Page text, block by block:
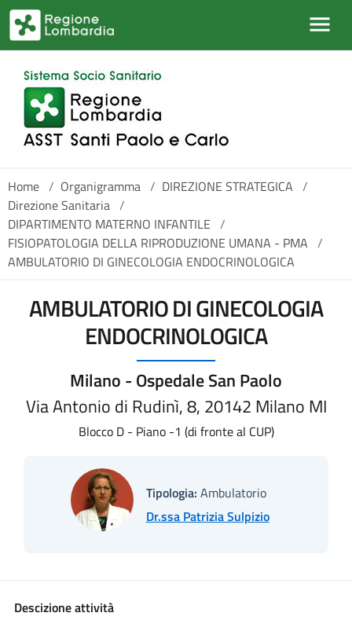
Salta al contenuto principale
Home / Organigramma / DIREZIONE STRATEGICA /
Direzione Sanitaria /
DIPARTIMENTO MATERNO INFANTILE /
FISIOPATOLOGIA DELLA RIPRODUZIONE UMANA - PMA /
AMBULATORIO DI GINECOLOGIA ENDOCRINOLOGICA
AMBULATORIO DI GINECOLOGIA
ENDOCRINOLOGICA
Milano - Ospedale San Paolo
Via Antonio di Rudinì, 8, 20142 Milano MI
Blocco D - Piano -1 (di fronte al CUP)
Tipologia: Ambulatorio
Dr.ssa Patrizia Sulpizio
Descizione attività